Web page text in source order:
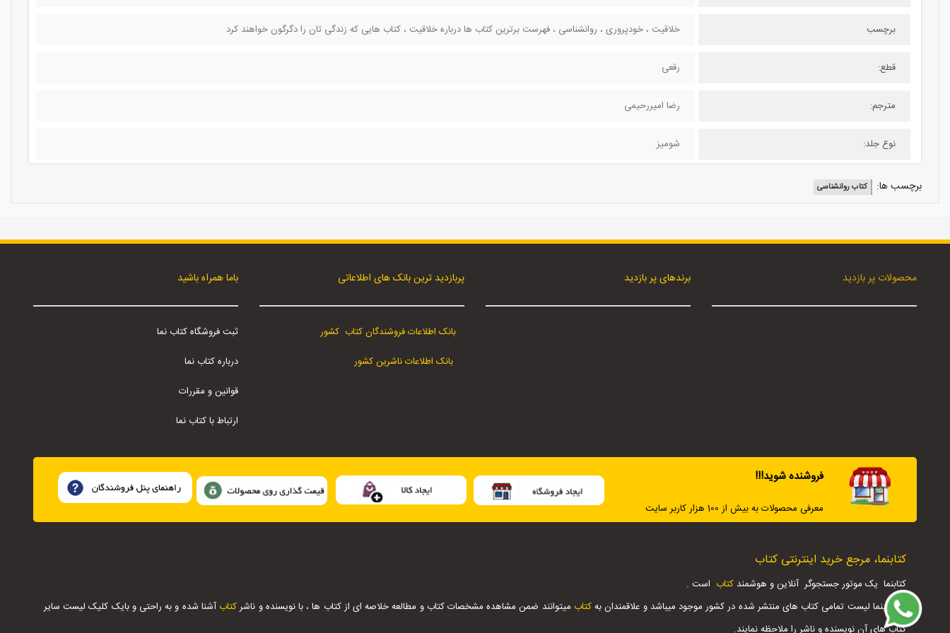
برچسب خلاقیت ، خودپروری ، روانشناسی ، فهرست برترین کتاب ها درباره خلاقیت ، کتاب هایی که زندگی تان را دگرگون خواهند کرد
قطع: رقعی
مترجم: رضا امیررحیمی
نوع جلد: شومیز
برچسب ها: کتاب روانشناسی
محصولات پر بازدید برندهای پر بازدید پربازدید ترین بانک های اطلاعاتی
بانک اطلاعات فروشندگان کتاب کشور
بانک اطلاعات ناشرین کشور
باما همراه باشید
ثبت فروشگاه کتاب نما
درباره کتاب نما
قوانین و مقررات
ارتباط با کتاب نما
فروشنده شوید!!!
معرفی محصولات به بیش از 100 هزار کاربر سایت
کتابنما، مرجع خرید اینترنتی کتاب
کتابنما یک موتور جستجوگر آنلاین و هوشمند کتاب است .
در کتابنما لیست تمامی کتاب های منتشر شده در کشور موجود میباشد و علاقمندان بهکتاب میتوانند ضمن مشاهده مشخصات کتاب و مطالعه خلاصه ای از کتاب ها ، با نویسنده و ناشرکتابآشنا شده و به راحتی و بایک کلیک لیست سایر
کتاب های آن نویسنده و ناشر را ملاحظه نمایند.